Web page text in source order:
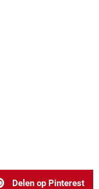
Delen op Pinterest